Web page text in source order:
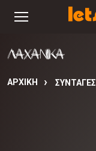
ΛΑΧΑΝΙΚΑ
ΑΡΧΙΚΉ ΣΥΝΤΑΓΈΣ